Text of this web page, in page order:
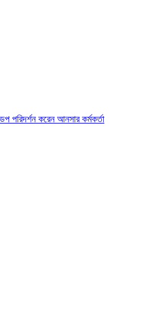
পরিদর্শন করেন আনসার কর্মকর্তা